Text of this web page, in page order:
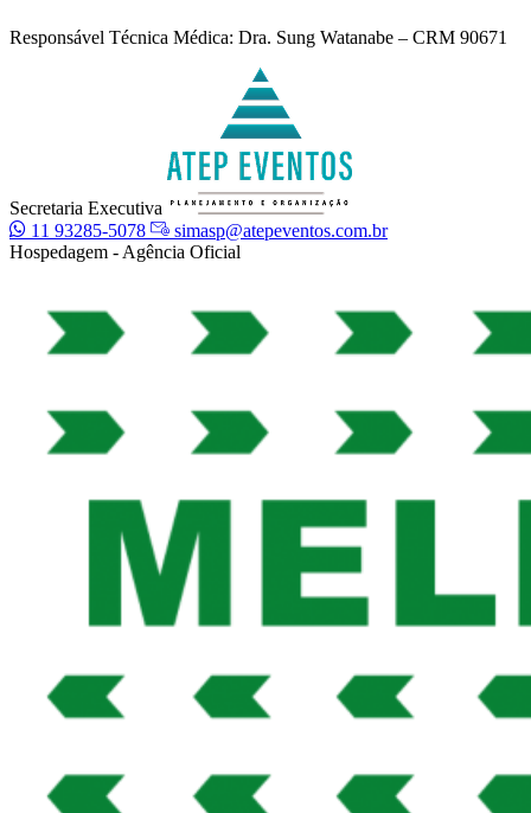
Responsável Técnica Médica: Dra. Sung Watanabe – CRM 90671
Secretaria Executiva
11 93285-5078
simasp@atepeventos.com.br
Hospedagem - Agência Oficial